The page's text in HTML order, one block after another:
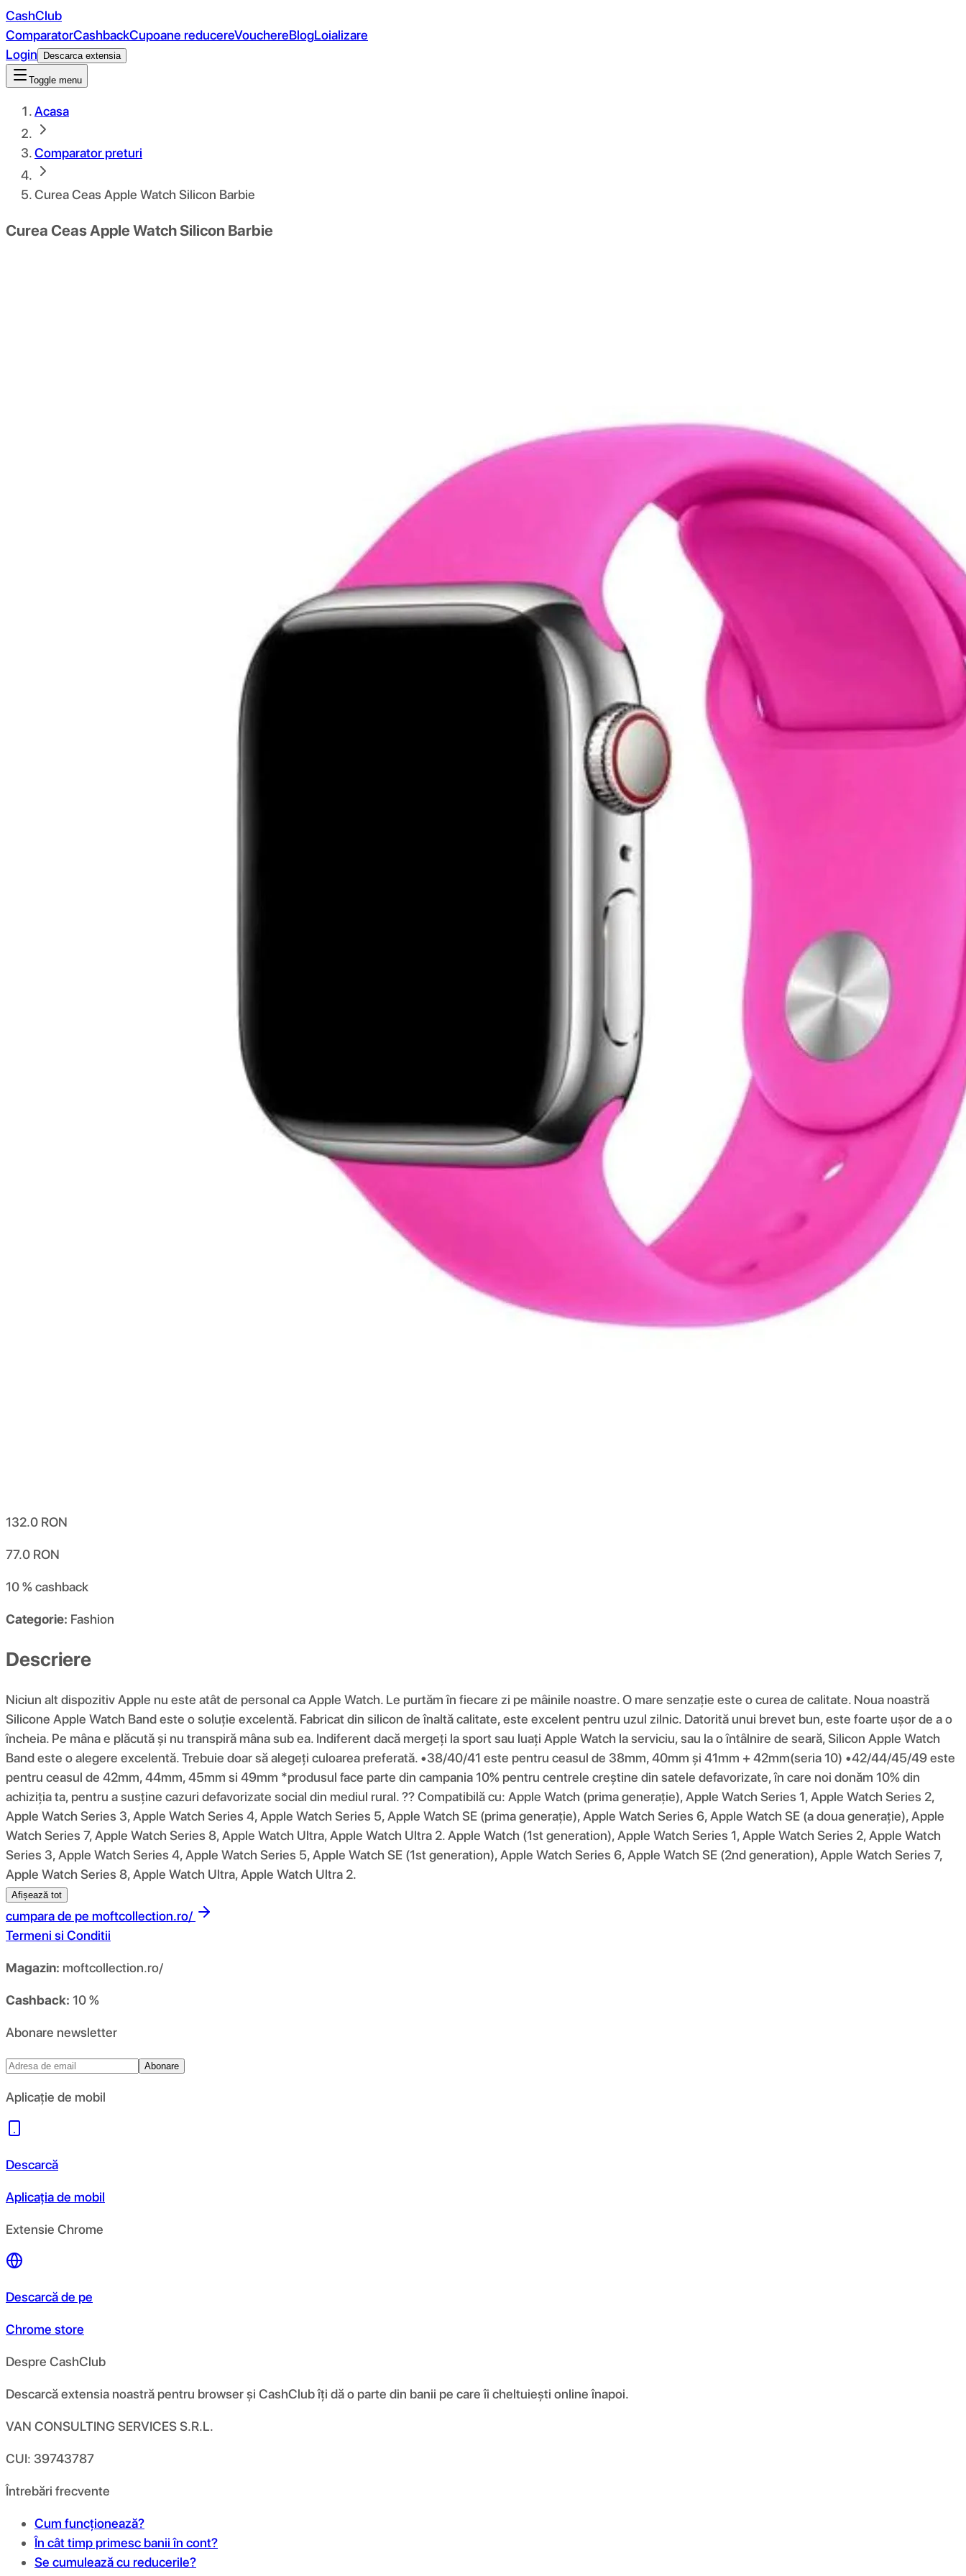
CashClub
ComparatorCashbackCupoane reducereVouchereBlogLoializare
Login
Descarca extensia
Toggle menu
Acasa
Comparator preturi
Curea Ceas Apple Watch Silicon Barbie
Curea Ceas Apple Watch Silicon Barbie
132.0 RON
77.0 RON
10 %cashback
Categorie: Fashion
Descriere
Niciun alt dispozitiv Apple nu este atât de personal ca Apple Watch. Le purtăm în fiecare zi pe mâinile noastre. O mare senzație este o curea de calitate. Noua noastră
Silicone Apple Watch Band este o soluție excelentă. Fabricat din silicon de înaltă calitate, este excelent pentru uzul zilnic. Datorită unui brevet bun, este foarte ușor de a o
încheia. Pe mâna e plăcută și nu transpiră mâna sub ea. Indiferent dacă mergeți la sport sau luați Apple Watch la serviciu, sau la o întâlnire de seară, Silicon Apple Watch
Band este o alegere excelentă. Trebuie doar să alegeți culoarea preferată. •38/40/41 este pentru ceasul de 38mm, 40mm și 41mm + 42mm(seria 10) •42/44/45/49 este
pentru ceasul de 42mm, 44mm, 45mm si 49mm *produsul face parte din campania 10% pentru centrele creștine din satele defavorizate, în care noi donăm 10% din
achiziția ta, pentru a susține cazuri defavorizate social din mediul rural. ?? Compatibilă cu: Apple Watch (prima generație), Apple Watch Series 1, Apple Watch Series 2,
Apple Watch Series 3, Apple Watch Series 4, Apple Watch Series 5, Apple Watch SE (prima generație), Apple Watch Series 6, Apple Watch SE (a doua generație), Apple
Watch Series 7, Apple Watch Series 8, Apple Watch Ultra, Apple Watch Ultra 2. Apple Watch (1st generation), Apple Watch Series 1, Apple Watch Series 2, Apple Watch
Series 3, Apple Watch Series 4, Apple Watch Series 5, Apple Watch SE (1st generation), Apple Watch Series 6, Apple Watch SE (2nd generation), Apple Watch Series 7,
Apple Watch Series 8, Apple Watch Ultra, Apple Watch Ultra 2.
Afișează tot
cumpara de pe moftcollection.ro/
Termeni si Conditii
Magazin: moftcollection.ro/
Cashback: 10 %
Abonare newsletter
Abonare
Aplicație de mobil
Descarcă
Aplicația de mobil
Extensie Chrome
Descarcă de pe
Chrome store
Despre CashClub
Descarcă extensia noastră pentru browser și CashClub îți dă o parte din banii pe care îi cheltuiești online înapoi.
VAN CONSULTING SERVICES S.R.L.
CUI: 39743787
Întrebări frecvente
Cum funcționează?
În cât timp primesc banii în cont?
Se cumulează cu reducerile?